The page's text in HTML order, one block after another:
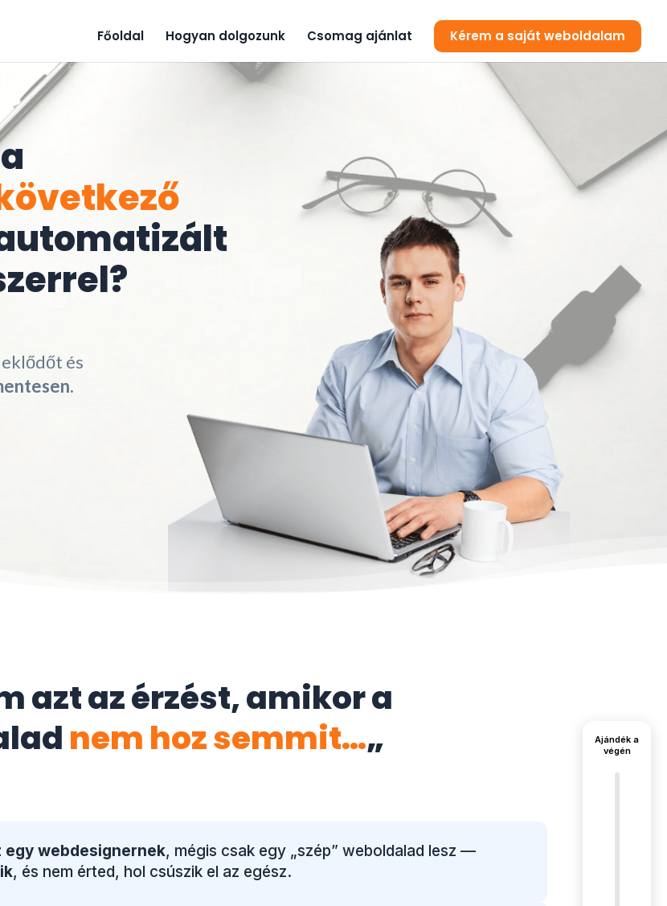
Főoldal Hogyan dolgozunk Csomag ajánlat Kérem a saját weboldalam
és
azt az érzést, amikor a
nem hoz semmit…„
egy webdesignernek, mégis csak egy „szép” weboldalad lesz —
, és nem érted, hol csúszik el az egész.
Ajándék a
végén